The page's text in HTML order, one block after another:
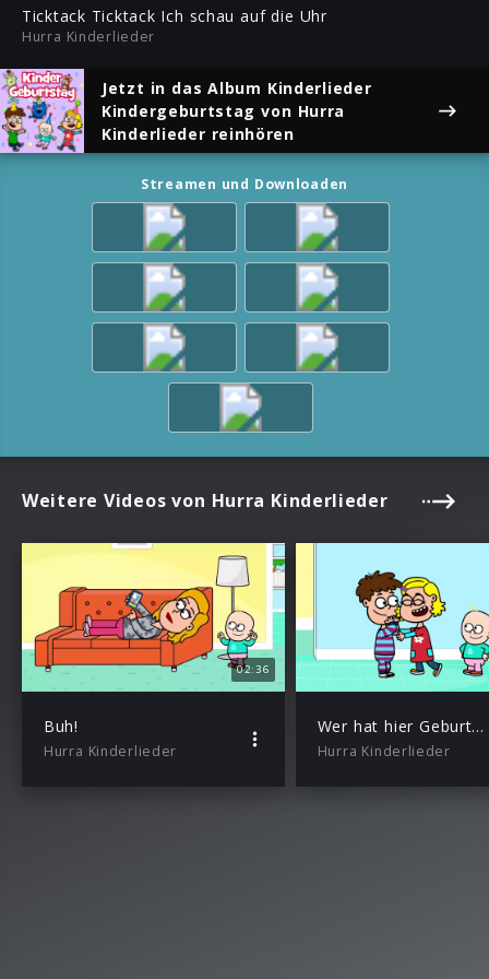
Ticktack Ticktack Ich schau auf die Uhr
Hurra Kinderlieder
Jetzt in das Album Kinderlieder
Kindergeburtstag von Hurra
Kinderlieder reinhören
Streamen und Downloaden
Weitere Videos von Hurra Kinderlieder
02:36
Buh!
Hurra Kinderlieder
Wer hat hier Geburtstag
Hurra Kinderlieder